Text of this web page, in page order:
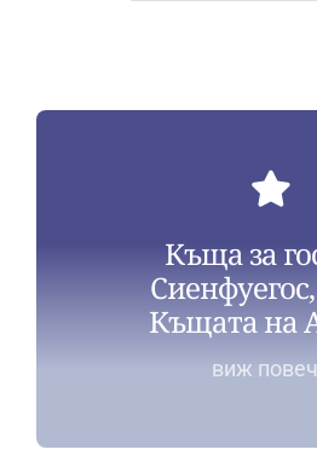
Къща за
Къщата на
виж